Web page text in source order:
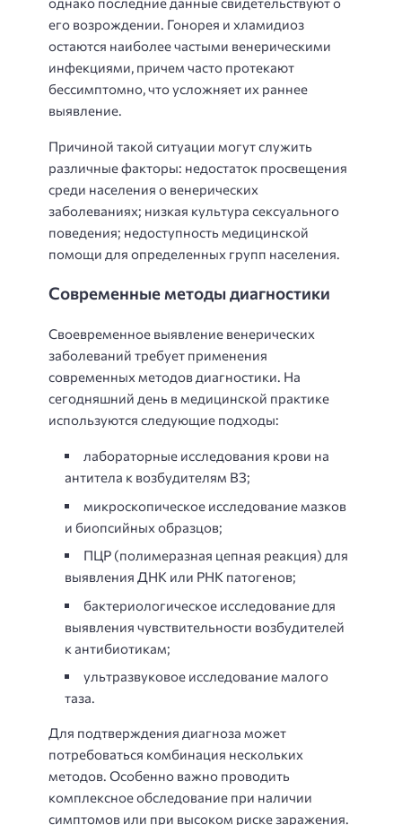
его возрождении. Гонорея и хламидиоз
остаются наиболее частыми венерическими
инфекциями, причем часто протекают
бессимптомно, что усложняет их раннее
выявление.
Причиной такой ситуации могут служить
различные факторы: недостаток просвещения
среди населения о венерических
заболеваниях; низкая культура сексуального
поведения; недоступность медицинской
помощи для определенных групп населения.
Современные методы диагностики
Своевременное выявление венерических
заболеваний требует применения
современных методов диагностики. На
сегодняшний день в медицинской практике
используются следующие подходы:
лабораторные исследования крови на
антитела к возбудителям ВЗ;
микроскопическое исследование мазков
и биопсийных образцов;
ПЦР (полимеразная цепная реакция) для
выявления ДНК или РНК патогенов;
бактериологическое исследование для
выявления чувствительности возбудителей
к антибиотикам;
ультразвуковое исследование малого
таза.
Для подтверждения диагноза может
потребоваться комбинация нескольких
методов. Особенно важно проводить
комплексное обследование при наличии
симптомов или при высоком риске заражения.